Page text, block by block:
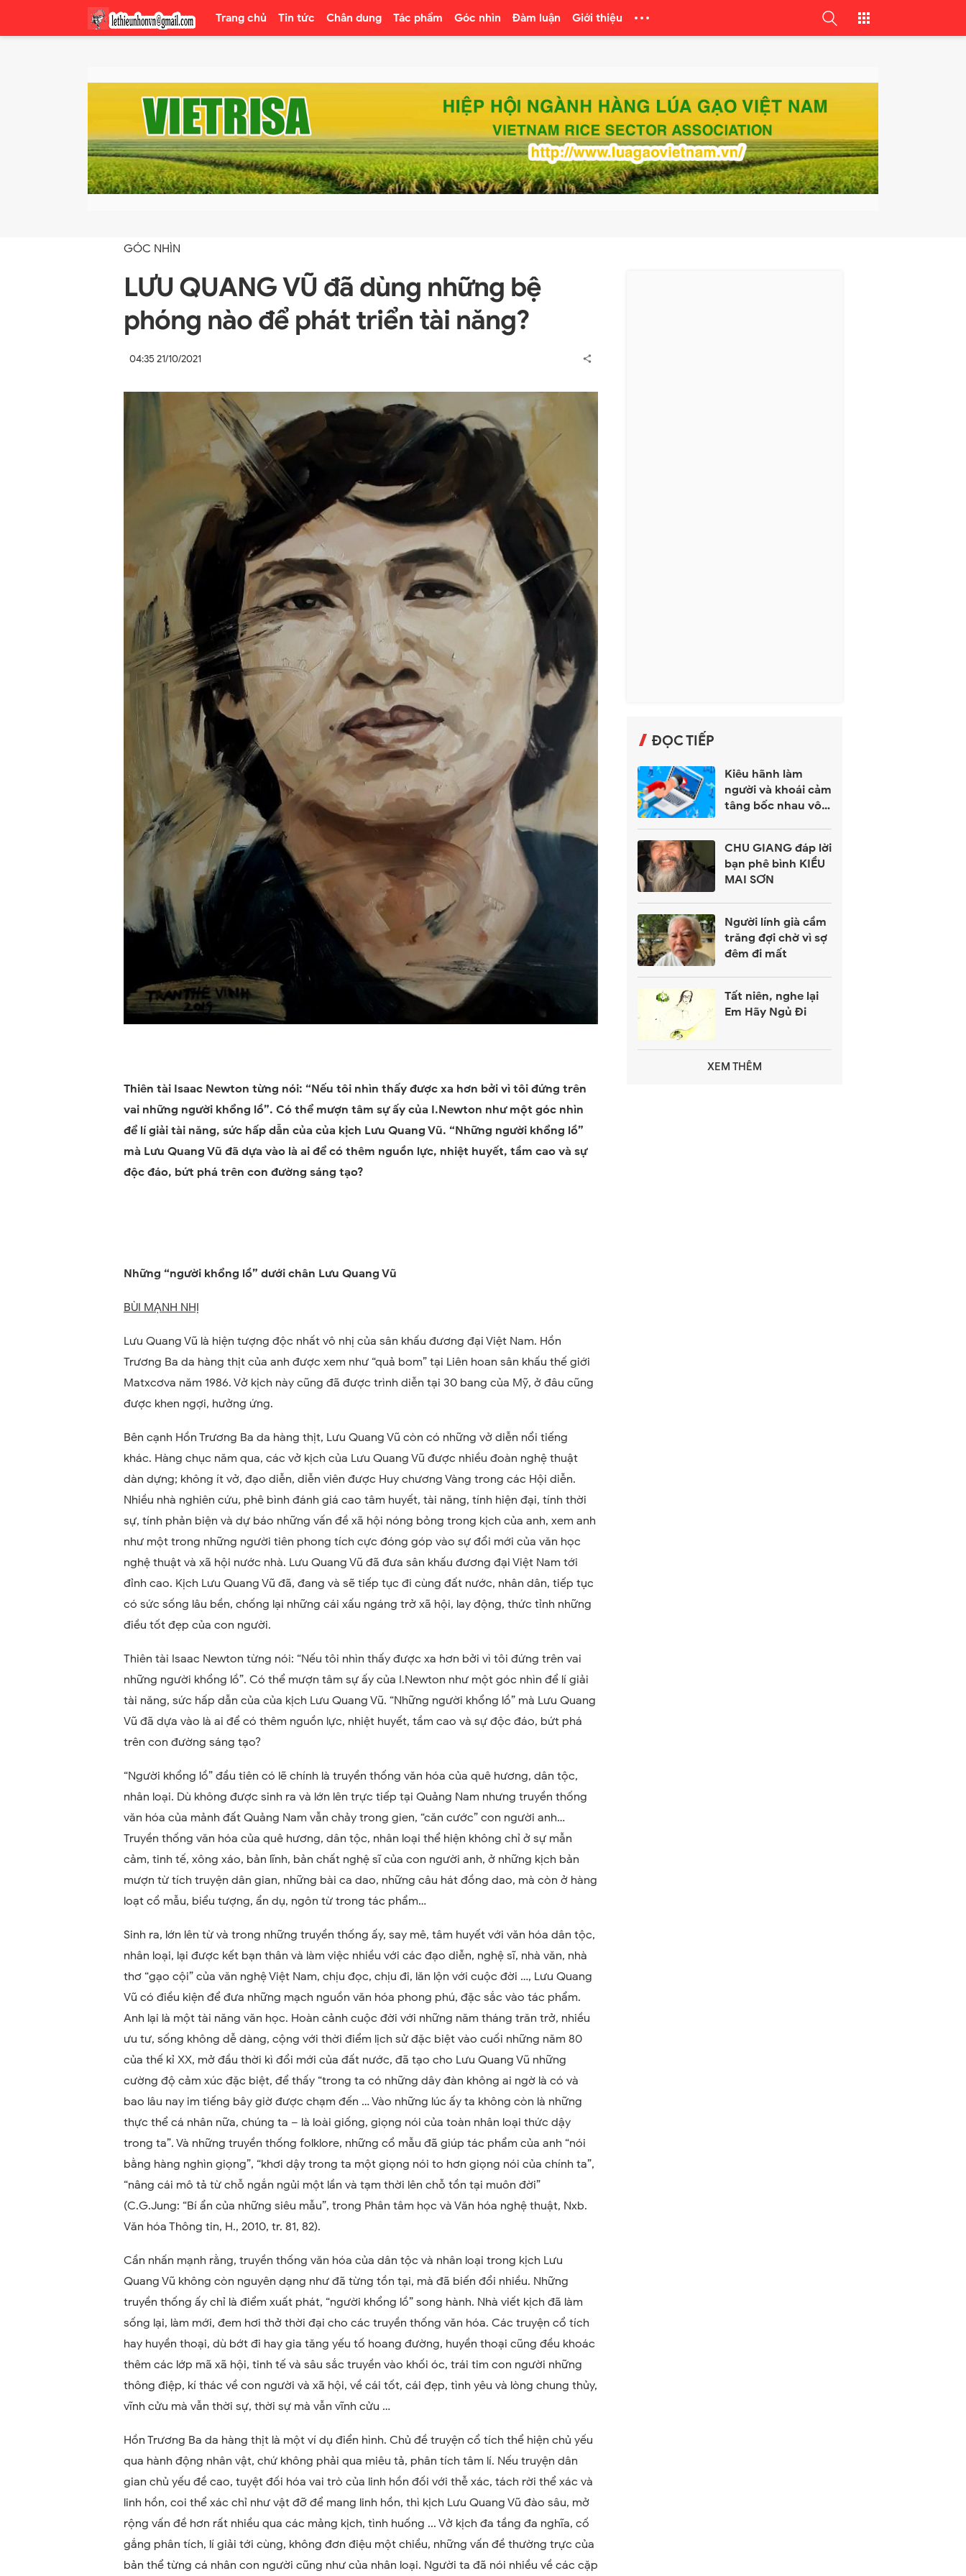
Trang chủ Tin tức Chân dung Tác phẩm Góc nhìn Đàm luận Giới thiệu
GÓC NHÌN
LƯU QUANG VŨ đã dùng những bệ
phóng nào để phát triển tài năng?
04:35 21/10/2021
Thiên tài Isaac Newton từng nói: “Nếu tôi nhìn thấy được xa hơn bởi vì tôi đứng trên
vai những người khổng lồ”. Có thể mượn tâm sự ấy của I.Newton như một góc nhìn
để lí giải tài năng, sức hấp dẫn của của kịch Lưu Quang Vũ. “Những người khổng lồ”
mà Lưu Quang Vũ đã dựa vào là ai để có thêm nguồn lực, nhiệt huyết, tầm cao và sự
độc đáo, bứt phá trên con đường sáng tạo?
Những “người khổng lồ” dưới chân Lưu Quang Vũ
BÙI MẠNH NHỊ
Lưu Quang Vũ là hiện tượng độc nhất vô nhị của sân khấu đương đại Việt Nam. Hồn
Trương Ba da hàng thịt của anh được xem như “quả bom” tại Liên hoan sân khấu thế giới
Matxcơva năm 1986. Vở kịch này cũng đã được trình diễn tại 30 bang của Mỹ, ở đâu cũng
được khen ngợi, hưởng ứng.
Bên cạnh Hồn Trương Ba da hàng thịt, Lưu Quang Vũ còn có những vở diễn nổi tiếng
khác. Hàng chục năm qua, các vở kịch của Lưu Quang Vũ được nhiều đoàn nghệ thuật
dàn dựng; không ít vở, đạo diễn, diễn viên được Huy chương Vàng trong các Hội diễn.
Nhiều nhà nghiên cứu, phê bình đánh giá cao tâm huyết, tài năng, tính hiện đại, tính thời
sự, tính phản biện và dự báo những vấn đề xã hội nóng bỏng trong kịch của anh, xem anh
như một trong những người tiên phong tích cực đóng góp vào sự đổi mới của văn học
nghệ thuật và xã hội nước nhà. Lưu Quang Vũ đã đưa sân khấu đương đại Việt Nam tới
đỉnh cao. Kịch Lưu Quang Vũ đã, đang và sẽ tiếp tục đi cùng đất nước, nhân dân, tiếp tục
có sức sống lâu bền, chống lại những cái xấu ngáng trở xã hội, lay động, thức tỉnh những
điều tốt đẹp của con người.
Thiên tài Isaac Newton từng nói: “Nếu tôi nhìn thấy được xa hơn bởi vì tôi đứng trên vai
những người khổng lồ”. Có thể mượn tâm sự ấy của I.Newton như một góc nhìn để lí giải
tài năng, sức hấp dẫn của của kịch Lưu Quang Vũ. “Những người khổng lồ” mà Lưu Quang
Vũ đã dựa vào là ai để có thêm nguồn lực, nhiệt huyết, tầm cao và sự độc đáo, bứt phá
trên con đường sáng tạo?
“Người khổng lồ” đầu tiên có lẽ chính là truyền thống văn hóa của quê hương, dân tộc,
nhân loại. Dù không được sinh ra và lớn lên trực tiếp tại Quảng Nam nhưng truyền thống
văn hóa của mảnh đất Quảng Nam vẫn chảy trong gien, “căn cước” con người anh…
Truyền thống văn hóa của quê hương, dân tộc, nhân loại thể hiện không chỉ ở sự mẫn
cảm, tinh tế, xông xáo, bản lĩnh, bản chất nghệ sĩ của con người anh, ở những kịch bản
mượn từ tích truyện dân gian, những bài ca dao, những câu hát đồng dao, mà còn ở hàng
loạt cổ mẫu, biểu tượng, ẩn dụ, ngôn từ trong tác phẩm…
Sinh ra, lớn lên từ và trong những truyền thống ấy, say mê, tâm huyết với văn hóa dân tộc,
nhân loại, lại được kết bạn thân và làm việc nhiều với các đạo diễn, nghệ sĩ, nhà văn, nhà
thơ “gạo cội” của văn nghệ Việt Nam, chịu đọc, chịu đi, lăn lộn với cuộc đời …, Lưu Quang
Vũ có điều kiện để đưa những mạch nguồn văn hóa phong phú, đặc sắc vào tác phẩm.
Anh lại là một tài năng văn học. Hoàn cảnh cuộc đời với những năm tháng trăn trở, nhiều
ưu tư, sống không dễ dàng, cộng với thời điểm lịch sử đặc biệt vào cuối những năm 80
của thế kỉ XX, mở đầu thời kì đổi mới của đất nước, đã tạo cho Lưu Quang Vũ những
cường độ cảm xúc đặc biệt, để thấy “trong ta có những dây đàn không ai ngờ là có và
bao lâu nay im tiếng bây giờ được chạm đến … Vào những lúc ấy ta không còn là những
thực thể cá nhân nữa, chúng ta – là loài giống, giọng nói của toàn nhân loại thức dậy
trong ta”. Và những truyền thống folklore, những cổ mẫu đã giúp tác phẩm của anh “nói
bằng hàng nghìn giọng”, “khơi dậy trong ta một giọng nói to hơn giọng nói của chính ta”,
“nâng cái mô tả từ chỗ ngắn ngủi một lần và tạm thời lên chỗ tồn tại muôn đời”
(C.G.Jung: “Bí ẩn của những siêu mẫu”, trong Phân tâm học và Văn hóa nghệ thuật, Nxb.
Văn hóa Thông tin, H., 2010, tr. 81, 82).
Cần nhấn mạnh rằng, truyền thống văn hóa của dân tộc và nhân loại trong kịch Lưu
Quang Vũ không còn nguyên dạng như đã từng tồn tại, mà đã biến đổi nhiều. Những
truyền thống ấy chỉ là điểm xuất phát, “người khổng lồ” song hành. Nhà viết kịch đã làm
sống lại, làm mới, đem hơi thở thời đại cho các truyền thống văn hóa. Các truyện cổ tích
hay huyền thoại, dù bớt đi hay gia tăng yếu tố hoang đường, huyền thoại cũng đều khoác
thêm các lớp mã xã hội, tinh tế và sâu sắc truyền vào khối óc, trái tim con người những
thông điệp, kí thác về con người và xã hội, về cái tốt, cái đẹp, tình yêu và lòng chung thủy,
vĩnh cửu mà vẫn thời sự, thời sự mà vẫn vĩnh cửu …
Hồn Trương Ba da hàng thịt là một ví dụ điển hình. Chủ đề truyện cổ tích thể hiện chủ yếu
qua hành động nhân vật, chứ không phải qua miêu tả, phân tích tâm lí. Nếu truyện dân
gian chủ yếu đề cao, tuyệt đối hóa vai trò của linh hồn đối với thễ xác, tách rời thể xác và
linh hồn, coi thể xác chỉ như vật đỡ để mang linh hồn, thì kịch Lưu Quang Vũ đào sâu, mở
rộng vấn đề hơn rất nhiều qua các mảng kịch, tình huống ... Vở kịch đa tầng đa nghĩa, cố
gắng phân tích, lí giải tới cùng, không đơn điệu một chiều, những vấn đề thường trực của
bản thể từng cá nhân con người cũng như của nhân loại. Người ta đã nói nhiều về các cặp
ĐỌC TIẾP
Kiêu hãnh làm
người và khoái cảm
tâng bốc nhau vô
CHU GIANG đáp lời
bạn phê bình KIỀU
MAI SƠN
Người lính già cầm
trăng đợi chờ vì sợ
đêm đi mất
Tất niên, nghe lại
Em Hãy Ngủ Đi
XEM THÊM